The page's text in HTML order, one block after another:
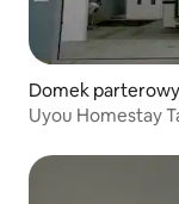
Domek
Uyou Homestay